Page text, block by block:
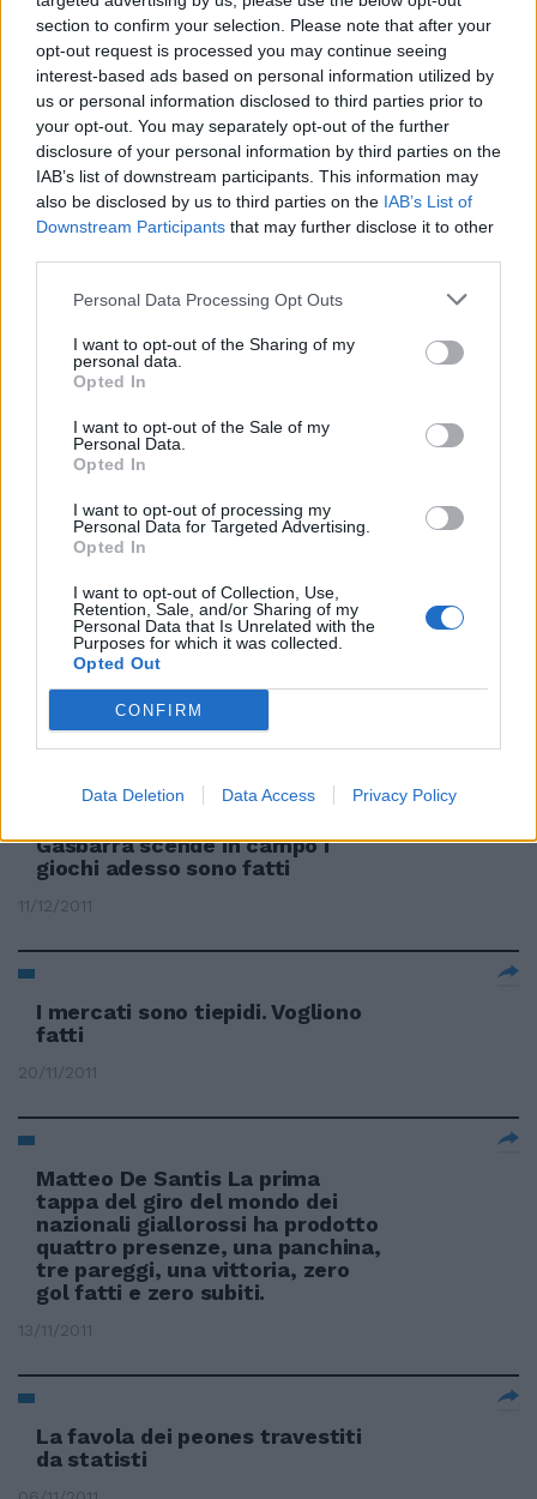
section to confirm your selection. Please note that after your
opt-out request is processed you may continue seeing
interest-based ads based on personal information utilized by
us or personal information disclosed to third parties prior to
your opt-out. You may separately opt-out of the further
disclosure of your personal information by third parties on the
IAB’s list of downstream participants. This information may
also be disclosed by us to third parties on the IAB’s List of
Downstream Participants that may further disclose it to other
Personal Data Processing Opt Outs
I want to opt-out of the Sharing of my
personal data.
Opted In
I want to opt-out of the Sale of my
Personal Data.
Opted In
I want to opt-out of processing my
Personal Data for Targeted Advertising.
Opted In
I want to opt-out of Collection, Use,
Retention, Sale, and/or Sharing of my
Personal Data that Is Unrelated with the
Purposes for which it was collected.
Opted Out
CONFIRM
Data Deletion Data Access Privacy Policy
"Forse hanno tentato di
screditarli"
08/04/2012
Matteo De Santis La
La Russa indagato. E siamo a 10
25/03/2012
Rischiamo una guerra tra poveri
Il Colle alla ricerca del tempo
perduto
Gasbarra scende in campo I
giochi adesso sono fatti
11/12/2011
I mercati sono tiepidi. Vogliono
fatti
20/11/2011
Matteo De Santis La prima
tappa del giro del mondo dei
nazionali giallorossi ha prodotto
quattro presenze, una panchina,
tre pareggi, una vittoria, zero
gol fatti e zero subiti.
13/11/2011
La favola dei peones travestiti
da statisti